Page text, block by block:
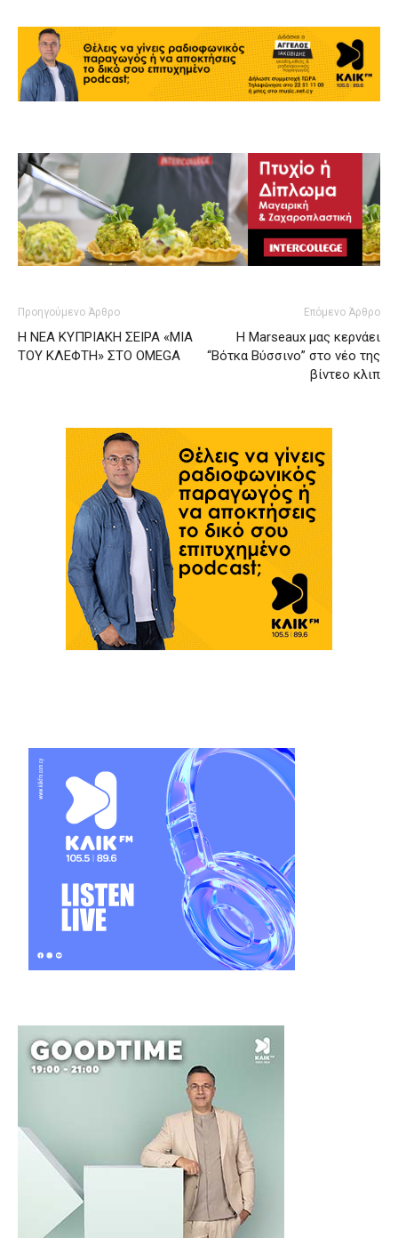
Προηγούμενο Άρθρο
Η ΝΕΑ ΚΥΠΡΙΑΚΗ ΣΕΙΡΑ «ΜΙΑ
ΤΟΥ ΚΛΕΦΤΗ» ΣΤΟ OMEGA
Επόμενο Άρθρο
Η Marseaux μας κερνάει
“Βότκα Βύσσινο” στο νέο της
βίντεο κλιπ